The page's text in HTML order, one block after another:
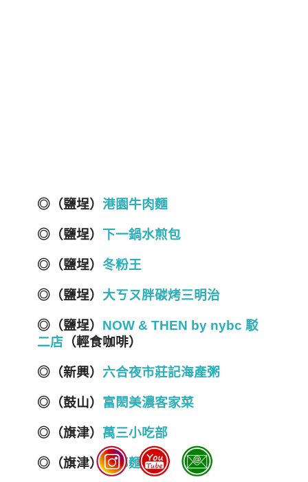
◎（鹽埕） 港園牛肉麵
◎（鹽埕） 下一鍋水煎包
◎（鹽埕） 冬粉王
◎（鹽埕） 大ㄎㄡ胖碳烤三明治
◎（鹽埕） NOW & THEN by nybc 駁
二店 （輕食咖啡）
◎（新興） 六合夜市莊記海產粥
◎ （鼓山） 富閎美濃客家菜
◎（旗津） 萬三小吃部
◎（旗津）三郎麵館